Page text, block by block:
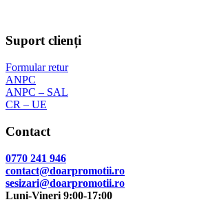
Suport clienți
Formular retur
ANPC
ANPC – SAL
CR – UE
Contact
0770 241 946
contact@doarpromotii.ro
sesizari@doarpromotii.ro
Luni-Vineri 9:00-17:00